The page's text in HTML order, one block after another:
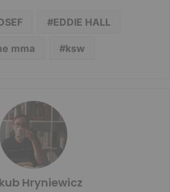
EDDIE HALL
mma ksw
Hryniewicz